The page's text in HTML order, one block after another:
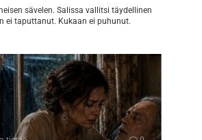
sävelen. Salissa vallitsi täydellinen
ei taputtanut. Kukaan ei puhunut.